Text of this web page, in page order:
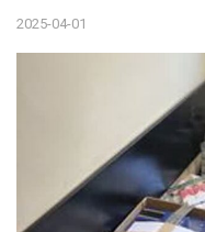
2025-04-01